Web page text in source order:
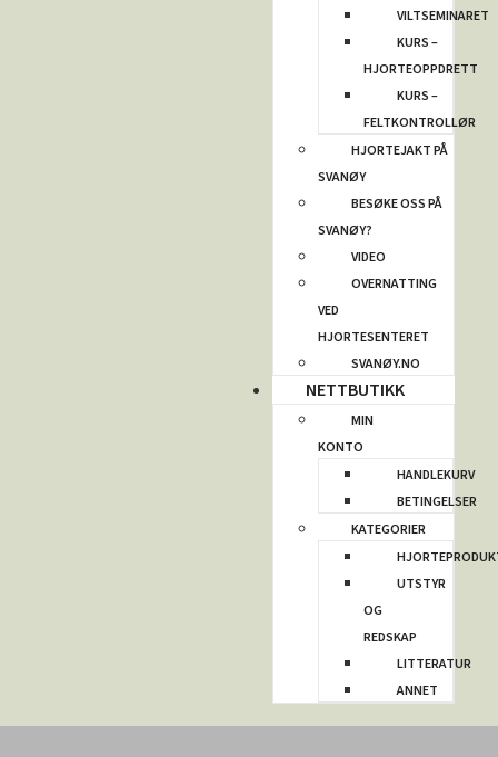
VILTSEMINARET
KURS –
HJORTEOPPDRETT
KURS –
FELTKONTROLLØR
HJORTEJAKT PÅ
SVANØY
BESØKE OSS PÅ
SVANØY?
VIDEO
OVERNATTING
VED
HJORTESENTERET
SVANØY.NO
NETTBUTIKK
MIN
KONTO
HANDLEKURV
BETINGELSER
KATEGORIER
UTSTYR
OG
REDSKAP
LITTERATUR
ANNET